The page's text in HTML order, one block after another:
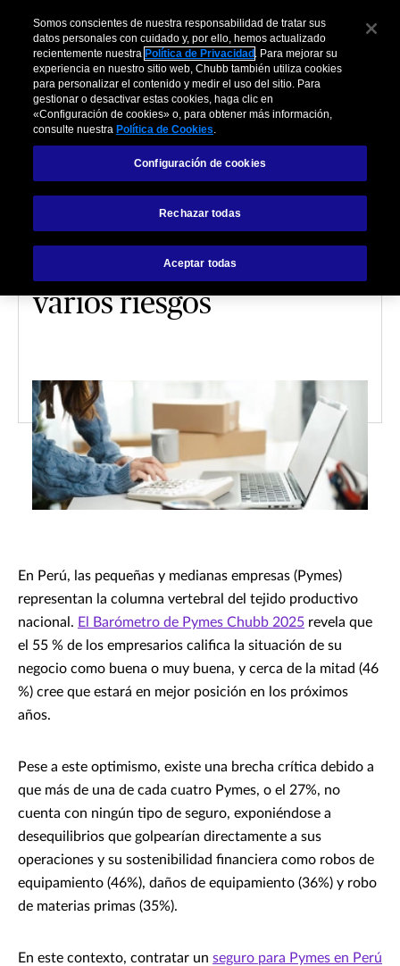
RECURSOS
Las Pymes peruanas
confían en su futuro,
pero siguen expuestas a
varios riesgos
En Perú, las pequeñas y medianas empresas (Pymes)
representan la columna vertebral del tejido productivo
nacional. El Barómetro de Pymes Chubb 2025 revela que
el 55 % de los empresarios califica la situación de su
negocio como buena o muy buena, y cerca de la mitad (46
%) cree que estará en mejor posición en los próximos
años.
Pese a este optimismo, existe una brecha crítica debido a
que más de una de cada cuatro Pymes, o el 27%, no
cuenta con ningún tipo de seguro, exponiéndose a
desequilibrios que golpearían directamente a sus
operaciones y su sostenibilidad financiera como robos de
equipamiento (46%), daños de equipamiento (36%) y robo
de materias primas (35%).
En este contexto, contratar un seguro para Pymes en Perú
Somos conscientes de nuestra responsabilidad de tratar sus
datos personales con cuidado y, por ello, hemos actualizado
recientemente nuestra Política de Privacidad . Para mejorar su
experiencia en nuestro sitio web, Chubb también utiliza cookies
para personalizar el contenido y medir el uso del sitio. Para
gestionar o desactivar estas cookies, haga clic en
«Configuración de cookies» o, para obtener más información,
consulte nuestra Política de Cookies.
Configuración de cookies
Rechazar todas
Aceptar todas